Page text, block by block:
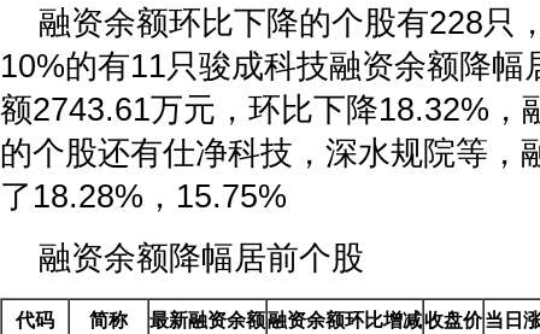
融资余额环比下降的个股有228只
10%的有11只骏成科技融资余额降幅
额2743.61万元，环比下降18.32%，
的个股还有仕净科技，深水规院等，
了18.28%，15.75%
融资余额降幅居前个股
代码 简称 最新融资余额融资余额环比增减收盘价当日